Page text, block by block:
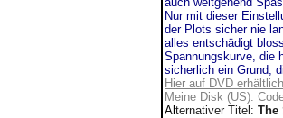
Nur mit dieser
der Plots sicher nie
alles entschädigt
Spannungskurve, die
sicherlich ein Grund,
Hier auf DVD erhältlich
Meine Disk (US):
Al ternativer Titel: The